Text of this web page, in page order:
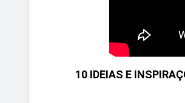
10 IDEIAS E